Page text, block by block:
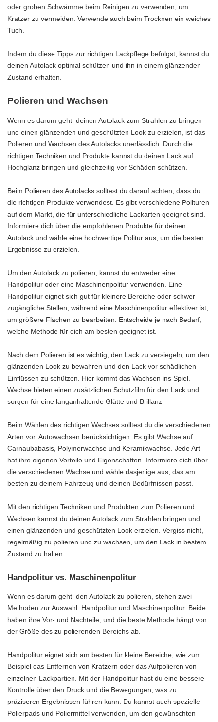
oder groben Schwämme beim Reinigen zu verwenden, um
Kratzer zu vermeiden. Verwende auch beim Trocknen ein weiches
Tuch.
Indem du diese Tipps zur richtigen Lackpflege befolgst, kannst du
deinen Autolack optimal schützen und ihn in einem glänzenden
Zustand erhalten.
Polieren und Wachsen
Wenn es darum geht, deinen Autolack zum Strahlen zu bringen
und einen glänzenden und geschützten Look zu erzielen, ist das
Polieren und Wachsen des Autolacks unerlässlich. Durch die
richtigen Techniken und Produkte kannst du deinen Lack auf
Hochglanz bringen und gleichzeitig vor Schäden schützen.
Beim Polieren des Autolacks solltest du darauf achten, dass du
die richtigen Produkte verwendest. Es gibt verschiedene Polituren
auf dem Markt, die für unterschiedliche Lackarten geeignet sind.
Informiere dich über die empfohlenen Produkte für deinen
Autolack und wähle eine hochwertige Politur aus, um die besten
Ergebnisse zu erzielen.
Um den Autolack zu polieren, kannst du entweder eine
Handpolitur oder eine Maschinenpolitur verwenden. Eine
Handpolitur eignet sich gut für kleinere Bereiche oder schwer
zugängliche Stellen, während eine Maschinenpolitur effektiver ist,
um größere Flächen zu bearbeiten. Entscheide je nach Bedarf,
welche Methode für dich am besten geeignet ist.
Nach dem Polieren ist es wichtig, den Lack zu versiegeln, um den
glänzenden Look zu bewahren und den Lack vor schädlichen
Einflüssen zu schützen. Hier kommt das Wachsen ins Spiel.
Wachse bieten einen zusätzlichen Schutzfilm für den Lack und
sorgen für eine langanhaltende Glätte und Brillanz.
Beim Wählen des richtigen Wachses solltest du die verschiedenen
Arten von Autowachsen berücksichtigen. Es gibt Wachse auf
Carnaubabasis, Polymerwachse und Keramikwachse. Jede Art
hat ihre eigenen Vorteile und Eigenschaften. Informiere dich über
die verschiedenen Wachse und wähle dasjenige aus, das am
besten zu deinem Fahrzeug und deinen Bedürfnissen passt.
Mit den richtigen Techniken und Produkten zum Polieren und
Wachsen kannst du deinen Autolack zum Strahlen bringen und
einen glänzenden und geschützten Look erzielen. Vergiss nicht,
regelmäßig zu polieren und zu wachsen, um den Lack in bestem
Zustand zu halten.
Handpolitur vs. Maschinenpolitur
Wenn es darum geht, den Autolack zu polieren, stehen zwei
Methoden zur Auswahl: Handpolitur und Maschinenpolitur. Beide
haben ihre Vor- und Nachteile, und die beste Methode hängt von
der Größe des zu polierenden Bereichs ab.
Handpolitur eignet sich am besten für kleine Bereiche, wie zum
Beispiel das Entfernen von Kratzern oder das Aufpolieren von
einzelnen Lackpartien. Mit der Handpolitur hast du eine bessere
Kontrolle über den Druck und die Bewegungen, was zu
präziseren Ergebnissen führen kann. Du kannst auch spezielle
Polierpads und Poliermittel verwenden, um den gewünschten